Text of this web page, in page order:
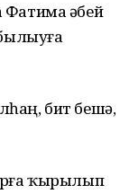
әбей
бит бешә,
ҡырылып